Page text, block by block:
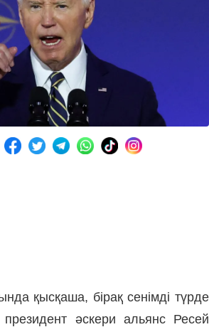
қысқаша, бірақ сенімді түрде
президент әскери альянс Ресей